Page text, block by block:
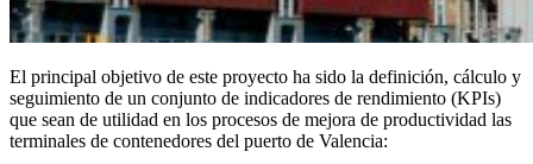
El principal objetivo de este proyecto ha sido la definición, cálculo y
seguimiento de un conjunto de indicadores de rendimiento (KPIs)
que sean de utilidad en los procesos de mejora de productividad las
terminales de contenedores del puerto de Valencia: